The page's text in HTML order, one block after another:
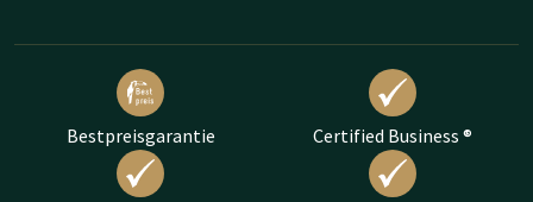
Bestpreisgarantie Certified Business ®